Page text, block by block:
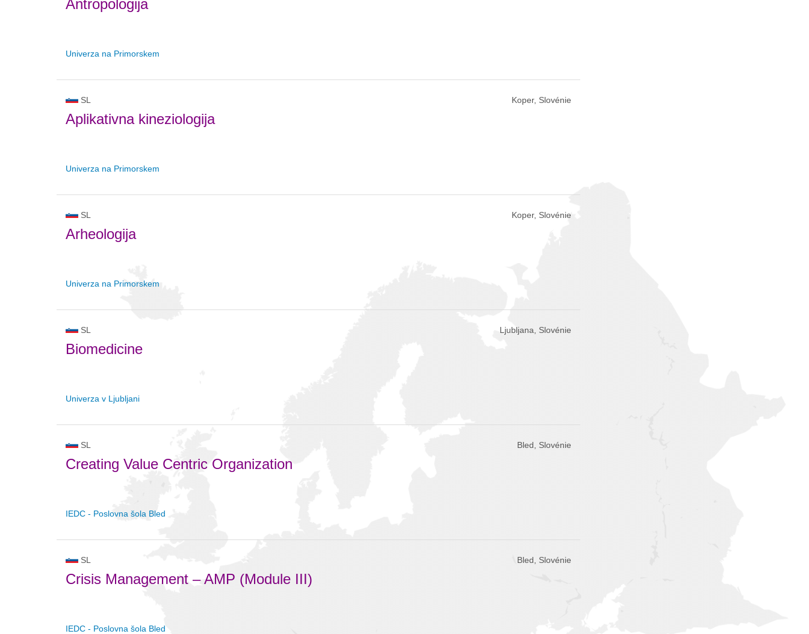
Antropologija
Univerza na Primorskem
SL Koper, Slovénie
Aplikativna kineziologija
Univerza na Primorskem
SL Koper, Slovénie
Arheologija
Univerza na Primorskem
SL Ljubljana, Slovénie
Biomedicine
Univerza v Ljubljani
SL Bled, Slovénie
Creating Value Centric Organization
IEDC - Poslovna šola Bled
SL Bled, Slovénie
Crisis Management – AMP (Module III)
IEDC - Poslovna šola Bled